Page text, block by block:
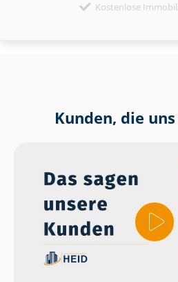
Kostenlose
Kunden, die